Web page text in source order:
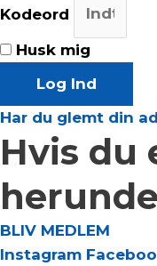
Kodeord
Husk mig
Log Ind
Har du glemt din
Hvis du
BLIV MEDLEM
Instagram